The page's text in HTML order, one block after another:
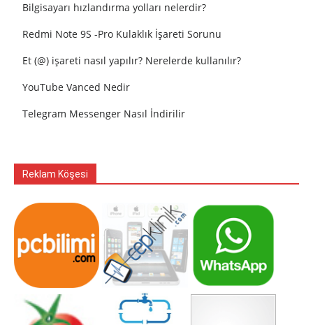
Bilgisayarı hızlandırma yolları nelerdir?
Redmi Note 9S -Pro Kulaklık İşareti Sorunu
Et (@) işareti nasıl yapılır? Nerelerde kullanılır?
YouTube Vanced Nedir
Telegram Messenger Nasıl İndirilir
Reklam Köşesi